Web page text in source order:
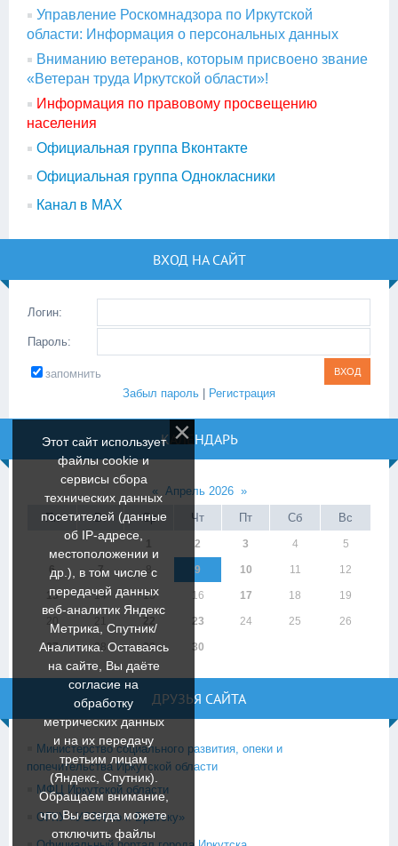
Управление Роскомнадзора по Иркутской
области: Информация о персональных данных
Вниманию ветеранов, которым присвоено звание
«Ветеран труда Иркутской области»!
Информация по правовому просвещению
населения
Официальная группа Вконтакте
Официальная группа Однокласники
Канал в МАХ
ВХОД НА САЙТ
Логин:
Пароль:
запомнить
Забыл пароль
Регистрация
КАЛЕНДАРЬ
« Апрель 2026 »
Пн
Вт Ср Чт Пт Сб Вс
2 3 4 5
6 7 8 9 10 11 12
13 14 15 16 17 18 19
20 23 24 25 26
27 28 29 30
ДРУЗЬЯ САЙТА
Министерство социального развития, опеки и
попечительства Иркутской области
МФЦ Иркутской области
ОГКУ «УСЗН по г. Братску»
Этот сайт использует
файлы cookie и
сервисы сбора
технических данных
посетителей (данные
об IP-адресе,
местоположении и
др.), в том числе с
передачей данных
веб-аналитик Яндекс
Метрика, Спутник/
Аналитика. Оставаясь
на сайте, Вы даёте
согласие на
обработку
метрических данных
и на их передачу
третьим лицам
(Яндекс, Спутник).
Обращаем внимание,
что Вы всегда можете
отключить файлы